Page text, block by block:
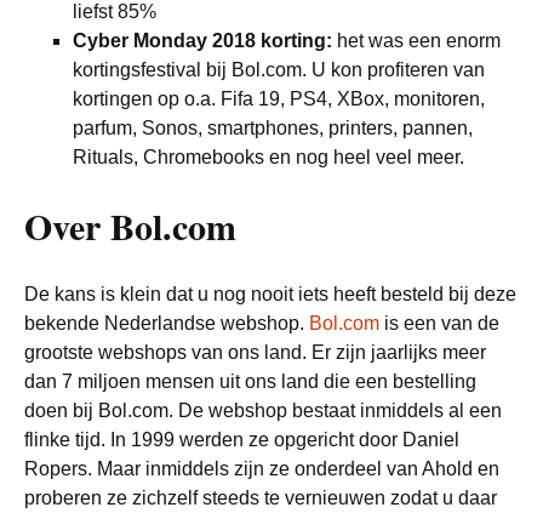
liefst 85%
Cyber Monday 2018 korting: het was een enorm
kortingsfestival bij Bol.com. U kon profiteren van
kortingen op o.a. Fifa 19, PS4, XBox, monitoren,
parfum, Sonos, smartphones, printers, pannen,
Rituals, Chromebooks en nog heel veel meer.
Over Bol.com
De kans is klein dat u nog nooit iets heeft besteld bij deze
bekende Nederlandse webshop. Bol.com is een van de
grootste webshops van ons land. Er zijn jaarlijks meer
dan 7 miljoen mensen uit ons land die een bestelling
doen bij Bol.com. De webshop bestaat inmiddels al een
flinke tijd. In 1999 werden ze opgericht door Daniel
Ropers. Maar inmiddels zijn ze onderdeel van Ahold en
proberen ze zichzelf steeds te vernieuwen zodat u daar